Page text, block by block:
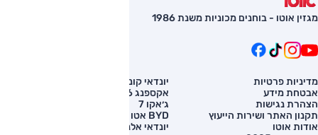
מגזין אוטו - בוחנים מכוניות משנת 1986
מדיניות פרטיות
אבטחת מידע
הצהרת נגישות
תקנון האתר ושירות הייעוץ
אודות אוטו
יונדאי קונה
אקספנג G6
ג׳אקו 7
BYD אטו 3
יונדאי אלנטרה